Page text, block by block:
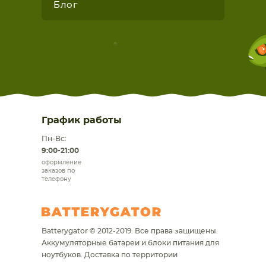
Блог
График работы
Пн-Вс:
9:00-21:00
оформление
заказов по
телефону
Batterygator © 2012-2019. Все права защищены.
Аккумуляторные батареи и блоки питания для
ноутбуков. Доставка по территории